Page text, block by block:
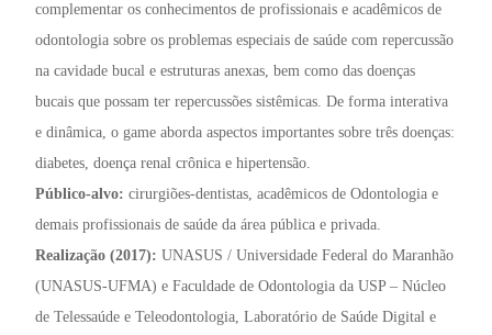
complementar os conhecimentos de profissionais e acadêmicos de
odontologia sobre os problemas especiais de saúde com repercussão
na cavidade bucal e estruturas anexas, bem como das doenças
bucais que possam ter repercussões sistêmicas. De forma interativa
e dinâmica, o game aborda aspectos importantes sobre três doenças:
diabetes, doença renal crônica e hipertensão.
Público-alvo: cirurgiões-dentistas, acadêmicos de Odontologia e
demais profissionais de saúde da área pública e privada.
Realização (2017):UNASUS / Universidade Federal do Maranhão
(UNASUS-UFMA) e Faculdade de Odontologia da USP – Núcleo
de Telessaúde e Teleodontologia, Laboratório de Saúde Digital e